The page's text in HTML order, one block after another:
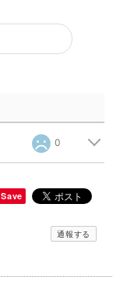
0
Save
通報する